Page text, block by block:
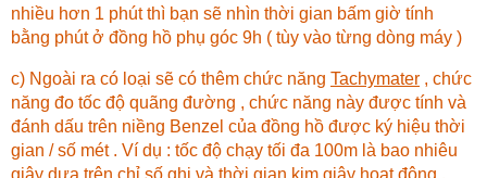
nhiều hơn 1 phút thì bạn sẽ nhìn thời gian bấm giờ tính
bằng phút ở đồng hồ phụ góc 9h ( tùy vào từng dòng máy )
c) Ngoài ra có loại sẽ có thêm chức năng Tachymater , chức
năng đo tốc độ quãng đường , chức năng này được tính và
đánh dấu trên niềng Benzel của đồng hồ được ký hiệu thời
gian / số mét . Ví dụ : tốc độ chạy tối đa 100m là bao nhiêu
giây dựa trên chỉ số ghi và thời gian kim giây hoạt động .